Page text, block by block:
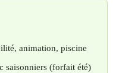
animation, piscine
saisonniers (forfait été)